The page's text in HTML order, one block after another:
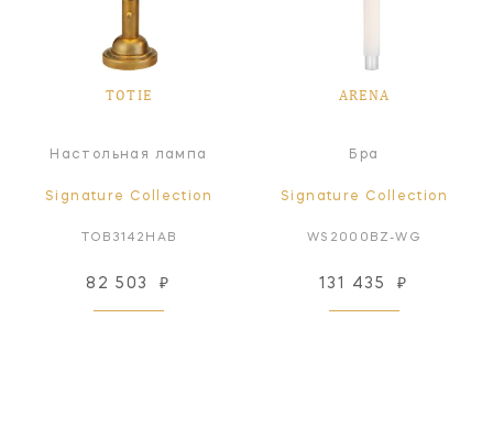
TOTIE
Настольная лампа
Signature Collection
TOB3142HAB
82 503 ₽
ARENA
Бра
Signature Collection
WS2000BZ-WG
131 435 ₽